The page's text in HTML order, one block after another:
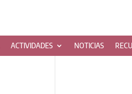
ACTIVIDADES NOTICIAS